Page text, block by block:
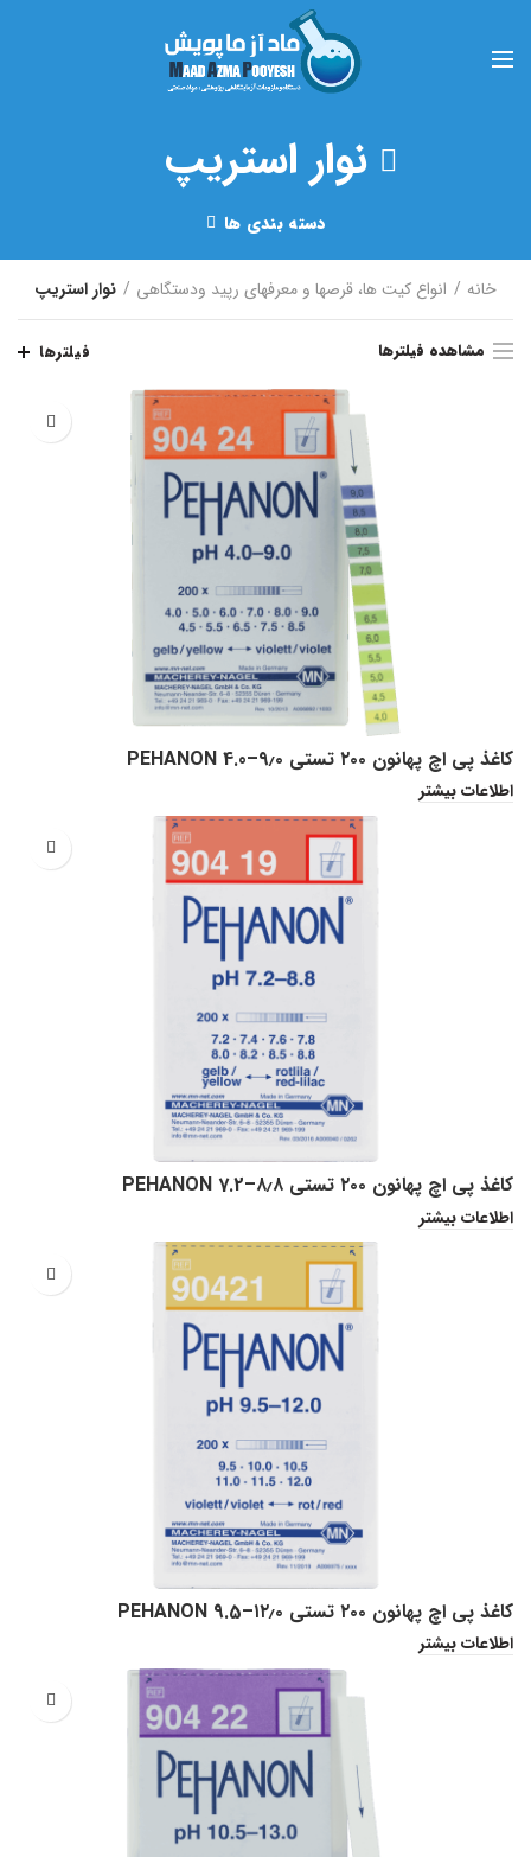
نوار استریپ
دسته بندی ها
خانه انواع کیت ها، قرصها و معرفهای رپید ودستگاهی نوار استریپ
مشاهده فیلترها فیلترها
کاغذ پی اچ پهانون ۲۰۰ تستی PEHANON 4.0–۹٫۰
اطلاعات بیشتر
کاغذ پی اچ پهانون ۲۰۰ تستی PEHANON 7.2–۸٫۸
اطلاعات بیشتر
کاغذ پی اچ پهانون ۲۰۰ تستی PEHANON 9.5–۱۲٫۰
اطلاعات بیشتر